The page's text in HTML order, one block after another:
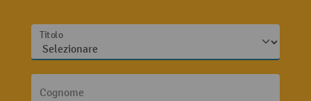
Titolo
Cognome